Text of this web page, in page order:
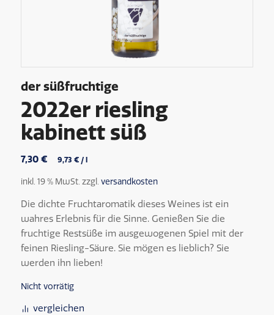
der süßfruchtige
2022er riesling
kabinett süß
7,30 € 9,73 €/ l
inkl. 19 % MwSt. zzgl. versandkosten
Die dichte Fruchtaromatik dieses Weines ist ein
wahres Erlebnis für die Sinne. Genießen Sie die
fruchtige Restsüße im ausgewogenen Spiel mit der
feinen Riesling-Säure. Sie mögen es lieblich? Sie
werden ihn lieben!
Nicht vorrätig
vergleichen